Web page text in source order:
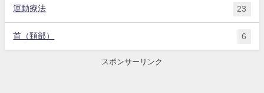
運動療法 23
首（頚部） 6
スポンサーリンク